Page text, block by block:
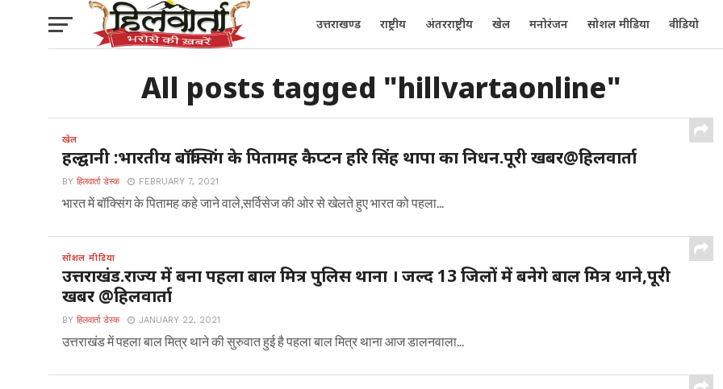
उत्तराखण्ड राष्ट्रीय अंतरराष्ट्रीय खेल मनोरंजन सोशल मीडिया वीडियो
All posts tagged "hillvartaonline"
खेल
हल्द्वानी :भारतीय बॉक्सिंग के पितामह कैप्टन हरि सिंह थापा का निधन.पूरी खबर@हिलवार्ता
BY हिलवार्ता डेस्क FEBRUARY 7, 2021
भारत में बॉक्सिंग के पितामह कहे जाने वाले,सर्विसेज की ओर से खेलते हुए भारत को पहला...
सोशल मीडिया
उत्तराखंड.राज्य में बना पहला बाल मित्र पुलिस थाना । जल्द 13 जिलों में बनेगे बाल मित्र थाने,पूरी
खबर @हिलवार्ता
BY हिलवार्ता डेस्क JANUARY 22, 2021
उत्तराखंड में पहला बाल मित्र थाने की सुरुवात हुई है पहला बाल मित्र थाना आज डालनवाला...